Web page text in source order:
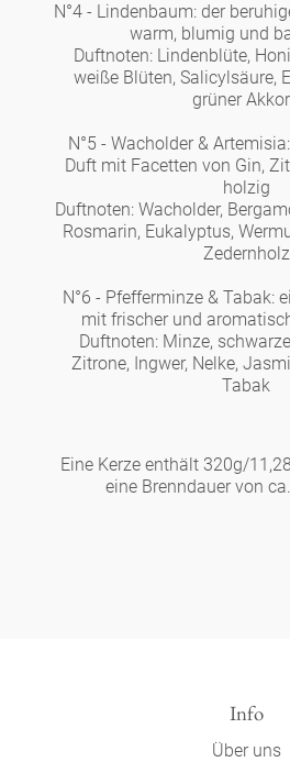
N°4 - Lindenbaum: der
warm, blumig und
Duftnoten: Lindenblüte,
weiße Blüten, Salicylsäure,
grüner
N°5 - Wacholder &
Duft mit Facetten von Gin,
holzig
Duftnoten: Wacholder,
Rosmarin, Eukalyptus,
Zedernholz
N°6 - Pfefferminze & Tabak:
mit frischer und
Duftnoten: Minze,
Zitrone, Ingwer, Nelke,
Tabak
Eine Kerze enthält 320g/
eine Brenndauer von
Info
Über uns